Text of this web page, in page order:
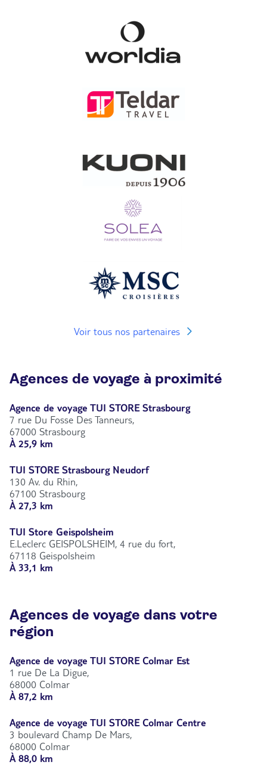
Voir tous nos partenaires
Agences de voyage à proximité
Agence de voyage TUI STORE Strasbourg
7 rue Du Fosse Des Tanneurs,
67000 Strasbourg
À 25,9 km
TUI STORE Strasbourg Neudorf
130 Av. du Rhin,
67100 Strasbourg
À 27,3 km
TUI Store Geispolsheim
E.Leclerc GEISPOLSHEIM, 4 rue du fort,
67118 Geispolsheim
À 33,1 km
Agences de voyage dans votre
région
Agence de voyage TUI STORE Colmar Est
1 rue De La Digue,
68000 Colmar
À 87,2 km
Agence de voyage TUI STORE Colmar Centre
3 boulevard Champ De Mars,
68000 Colmar
À 88,0 km